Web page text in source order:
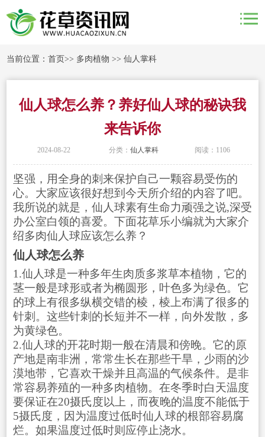
当前位置：首页>> 多肉植物 >>仙人掌科
仙人球怎么养？养好仙人球的秘诀我
来告诉你
2024-08-22 分类： 仙人掌科 阅读：1106
坚强，用全身的刺来保护自己一颗容易受伤的
心。大家应该很好想到今天所介绍的内容了吧。
我所说的就是，仙人球素有生命力顽强之说,深受
办公室白领的喜爱。下面花草乐小编就为大家介
绍多肉仙人球应该怎么养？
仙人球怎么养
1.仙人球是一种多年生肉质多浆草本植物，它的
茎一般是球形或者为椭圆形，叶色多为绿色。它
的球上有很多纵横交错的棱，棱上布满了很多的
针刺。这些针刺的长短并不一样，向外发散，多
为黄绿色。
2.仙人球的开花时期一般在清晨和傍晚。它的原
产地是南非洲，常常生长在那些干旱，少雨的沙
漠地带，它喜欢干燥并且高温的气候条件。是非
常容易养殖的一种多肉植物。在冬季时白天温度
要保证在20摄氏度以上，而夜晚的温度不能低于
5摄氏度，因为温度过低时仙人球的根部容易腐
烂。如果温度过低时则应停止浇水。